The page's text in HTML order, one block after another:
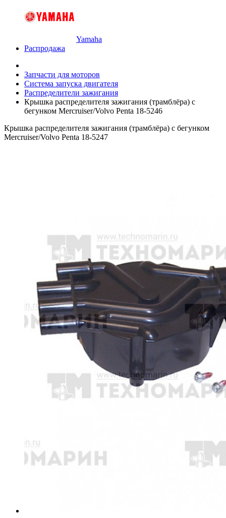
Yamaha
Распродажа
Запчасти для моторов
Система запуска двигателя
Распределители зажигания
Крышка распределителя зажигания (трамблёра) с
бегунком Mercruiser/Volvo Penta 18-5246
Крышка распределителя зажигания (трамблёра) с бегунком
Mercruiser/Volvo Penta 18-5247